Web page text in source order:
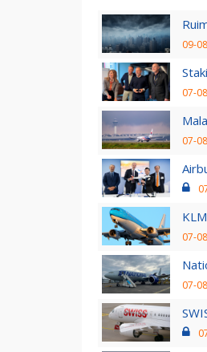
09-
07-
07-
07-
07-